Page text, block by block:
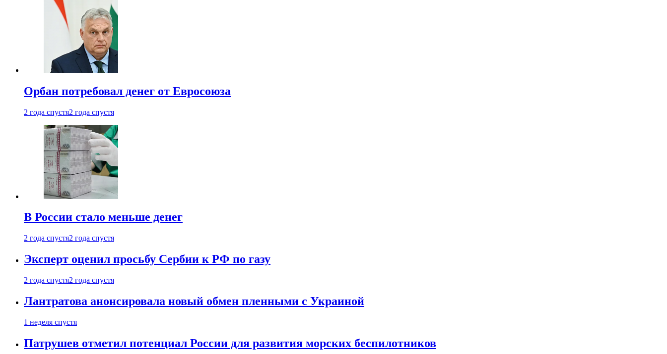
Орбан потребовал денег от Евросоюза
2 года спустя2 года спустя
В России стало меньше денег
2 года спустя2 года спустя
Эксперт оценил просьбу Сербии к РФ по газу
2 года спустя2 года спустя
Лантратова анонсировала новый обмен пленными с Украиной
1 неделя спустя
Патрушев отметил потенциал России для развития морских беспилотников